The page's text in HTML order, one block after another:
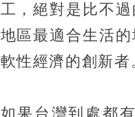
工，絕對是比不
地區最適合生活
軟性經濟的創新者
如果台灣到處都